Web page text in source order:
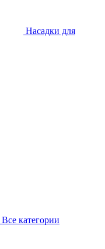
Насадки для
Все категории